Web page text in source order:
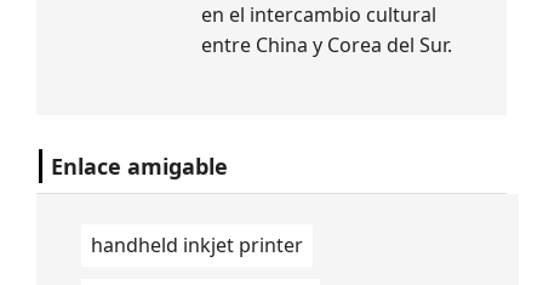
en el intercambio cultural
entre China y Corea del Sur.
Enlace amigable
handheld inkjet printer